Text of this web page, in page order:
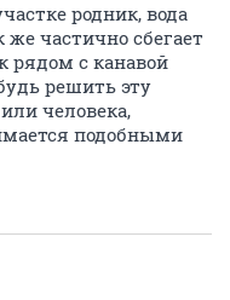
родник, вода
же частично сбегает
рядом с канавой
решить эту
человека,
подобными